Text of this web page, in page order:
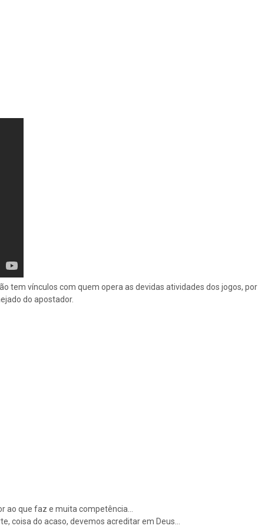
tem vínculos com quem opera as devidas atividades dos jogos, por
do apostador.
ao que faz e muita competência…
coisa do acaso, devemos acreditar em Deus…